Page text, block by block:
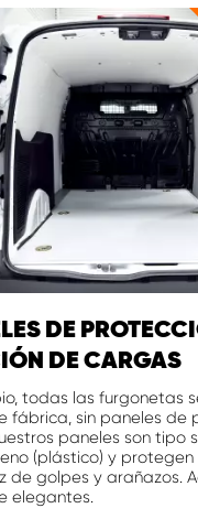
DE
DE CARGAS
todas las furgonetas
fábrica, sin paneles de
paneles son tipo
(plástico) y
de golpes y arañazos.
elegantes.